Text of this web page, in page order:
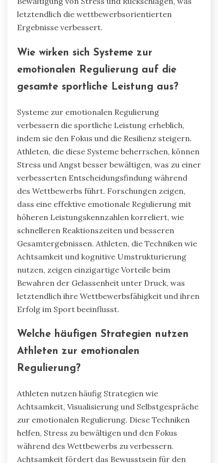
letztendlich die wettbewerbsorientierten
Ergebnisse verbessert.
Wie wirken sich Systeme zur
emotionalen Regulierung auf die
gesamte sportliche Leistung aus?
Systeme zur emotionalen Regulierung
verbessern die sportliche Leistung erheblich,
indem sie den Fokus und die Resilienz steigern.
Athleten, die diese Systeme beherrschen, können
Stress und Angst besser bewältigen, was zu einer
verbesserten Entscheidungsfindung während
des Wettbewerbs führt. Forschungen zeigen,
dass eine effektive emotionale Regulierung mit
höheren Leistungskennzahlen korreliert, wie
schnelleren Reaktionszeiten und besseren
Gesamtergebnissen. Athleten, die Techniken wie
Achtsamkeit und kognitive Umstrukturierung
nutzen, zeigen einzigartige Vorteile beim
Bewahren der Gelassenheit unter Druck, was
letztendlich ihre Wettbewerbsfähigkeit und ihren
Erfolg im Sport beeinflusst.
Welche häufigen Strategien nutzen
Athleten zur emotionalen
Regulierung?
Athleten nutzen häufig Strategien wie
Achtsamkeit, Visualisierung und Selbstgespräche
zur emotionalen Regulierung. Diese Techniken
helfen, Stress zu bewältigen und den Fokus
während des Wettbewerbs zu verbessern.
Achtsamkeit fördert das Bewusstsein für den